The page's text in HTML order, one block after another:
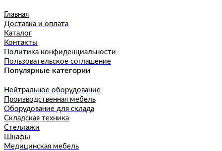
Главная
Доставка и оплата
Каталог
Контакты
Политика конфиденциальности
Пользовательское соглашение
Популярные категории
Нейтральное оборудование
Производственная мебель
Оборудование для склада
Складская техника
Стеллажи
Шкафы
Медицинская мебель